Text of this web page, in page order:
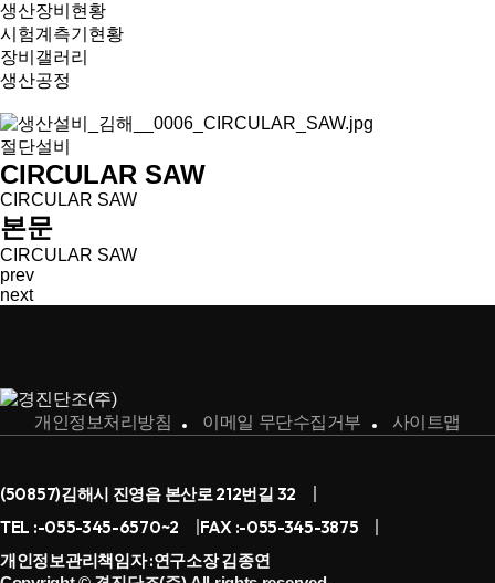
생산장비현황
시험계측기현황
장비갤러리
생산공정
절단설비
CIRCULAR SAW
CIRCULAR SAW
본문
CIRCULAR SAW
prev
next
개인정보처리방침 이메일 무단수집거부 사이트맵
(50857)김해시 진영읍 본산로 212번길 32
TEL :-055-345-6570~2 FAX :-055-345-3875
개인정보관리책임자 :연구소장 김종연